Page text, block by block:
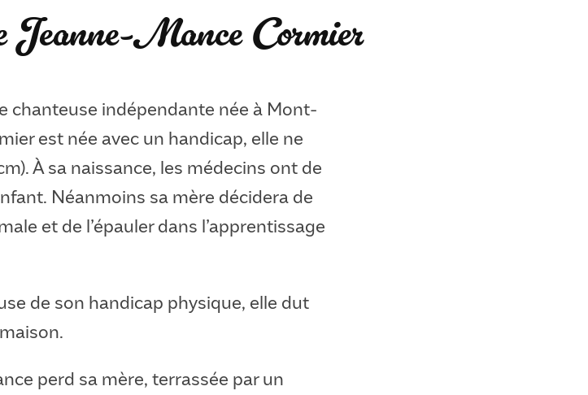
Jeanne-Mance Cormier
chanteuse indépendante née à Mont-
est née avec un handicap, elle ne
À sa naissance, les médecins ont de
Néanmoins sa mère décidera de
et de l’épauler dans l’apprentissage
de son handicap physique, elle dut
perd sa mère, terrassée par un